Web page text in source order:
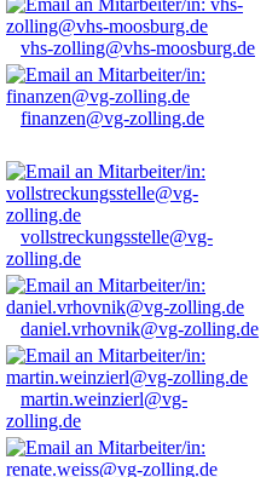
vhs-zolling@vhs-moosburg.de
finanzen@vg-zolling.de
vollstreckungsstelle@vg-
zolling.de
daniel.vrhovnik@vg-zolling.de
martin.weinzierl@vg-
zolling.de